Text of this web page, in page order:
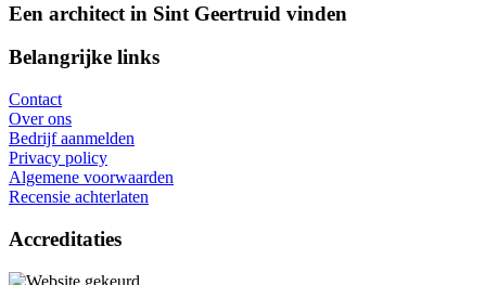
Een architect in Sint Geertruid vinden
Belangrijke links
Contact
Over ons
Bedrijf aanmelden
Privacy policy
Algemene voorwaarden
Recensie achterlaten
Accreditaties